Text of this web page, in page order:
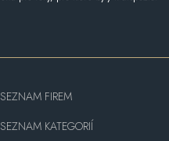
SEZNAM FIREM
SEZNAM KATEGORIÍ